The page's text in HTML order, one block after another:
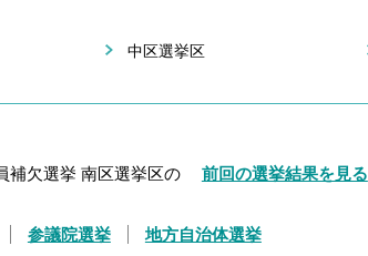
中区選挙区
補欠選挙 南区選挙区の 前回の選挙結果を見る
参議院選挙 地方自治体選挙